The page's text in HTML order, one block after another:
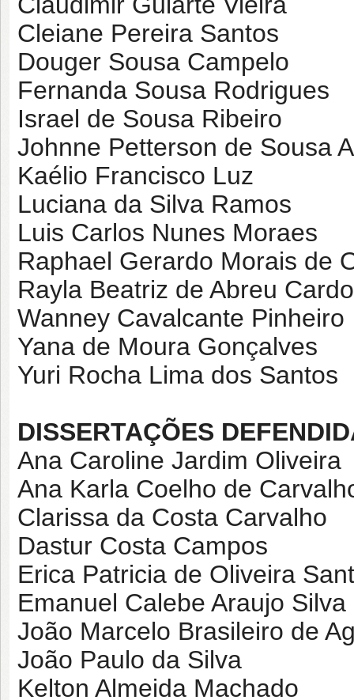
Cleiane Pereira Santos
Douger Sousa Campelo
Fernanda Sousa Rodrigues
Israel de Sousa Ribeiro
Johnne Petterson de Sousa
Kaélio Francisco Luz
Luciana da Silva Ramos
Luis Carlos Nunes Moraes
Raphael Gerardo Morais de
Rayla Beatriz de Abreu
Wanney Cavalcante Pinheiro
Yana de Moura Gonçalves
Yuri Rocha Lima dos Santos
DISSERTAÇÕES
Ana Caroline Jardim Oliveira
Ana Karla Coelho de
Clarissa da Costa Carvalho
Dastur Costa Campos
Erica Patricia de Oliveira
Emanuel Calebe Araujo Silva
João Marcelo Brasileiro de
João Paulo da Silva
Kelton Almeida Machado